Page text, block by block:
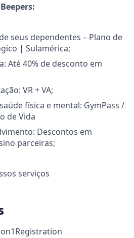
seus dependentes – Plano de
| Sulamérica;
Até 40% de desconto em
VR + VA;
física e mental: GymPass /
de Vida
Descontos em
parceiras;
serviços
1Registration